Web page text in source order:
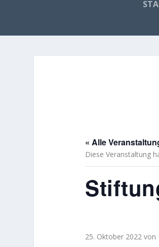
« Alle
Diese Veranstaltung
25. Oktober 2022 von